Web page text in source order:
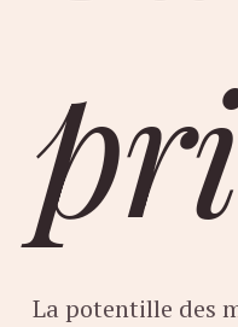
La potentille des